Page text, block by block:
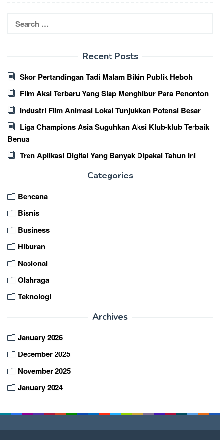
for:
Recent Posts
Skor Pertandingan Tadi Malam Bikin Publik Heboh
Film Aksi Terbaru Yang Siap Menghibur Para Penonton
Industri Film Animasi Lokal Tunjukkan Potensi Besar
Liga Champions Asia Suguhkan Aksi Klub-klub Terbaik
Benua
Tren Aplikasi Digital Yang Banyak Dipakai Tahun Ini
Categories
Bencana
Bisnis
Business
Hiburan
Nasional
Olahraga
Teknologi
Archives
January 2026
December 2025
November 2025
January 2024